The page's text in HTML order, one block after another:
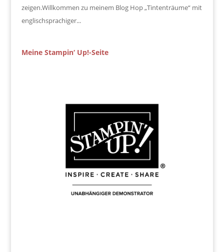
zeigen.Willkommen zu meinem Blog Hop „Tintenträume“ mit
englischsprachiger...
Meine Stampin‘ Up!-Seite